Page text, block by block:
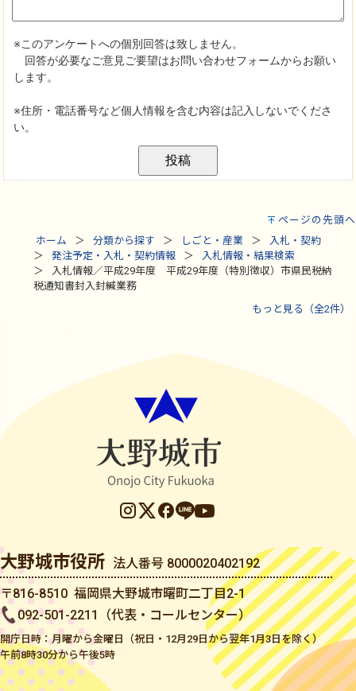
ページの先頭へ
ホーム
分類から探す しごと・産業
入札・契約
発注予定・入札・契約情報
入札情報・結果検索
入札情報／平成29年度 平成29年度（特別徴収）市県民税納
税通知書封入封緘業務
もっと見る（全2件）
大野城市役所 法人番号 8000020402192
〒816-8510 福岡県大野城市曙町二丁目2-1
092-501-2211（代表・コールセンター）
開庁日時：月曜から金曜日（祝日・12月29日から翌年1月3日を除く）
午前8時30分から午後5時